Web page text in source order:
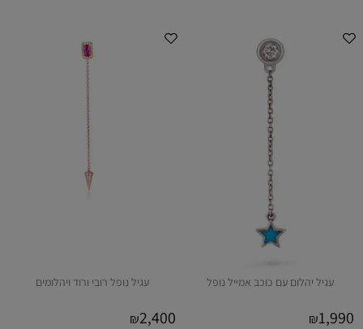
עגיל יהלום עם כוכב אמייל נופל
₪1,990
עגיל נופל רובי ורוד ויהלומים
₪2,400